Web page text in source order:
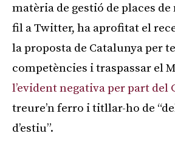
matèria de gestió de places de
fil a Twitter, ha aprofitat el
la proposta de Catalunya per
competències i traspassar el
l’evident negativa per part del
treure’n ferro i titllar-ho de
d’estiu”.